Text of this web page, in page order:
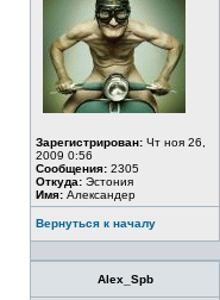
Зарегистрирован: Чт ноя 26,
2009 0:56
Сообщения: 2305
Откуда: Эстония
Имя: Александер
Вернуться к началу
Alex_Spb